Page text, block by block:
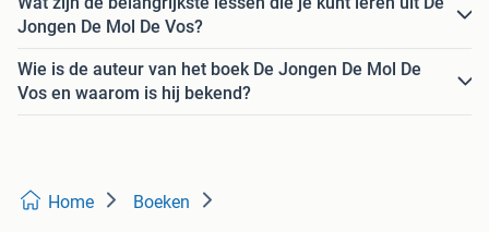
Wat zijn de belangrijkste lessen die je kunt leren uit De
Jongen De Mol De Vos?
Wie is de auteur van het boek De Jongen De Mol De
Vos en waarom is hij bekend?
Home Boeken